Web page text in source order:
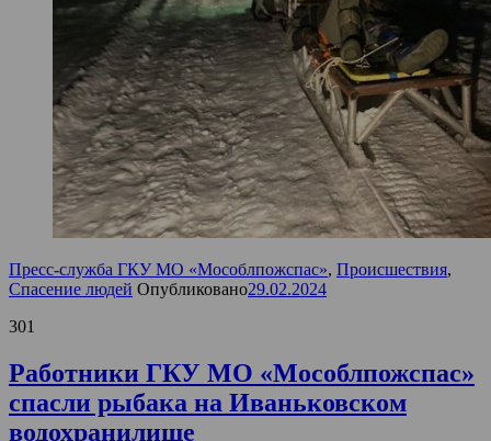
Пресс-служба ГКУ МО «Мособлпожспас», Происшествия,
Спасение людей Опубликовано29.02.2024
301
Работники ГКУ МО «Мособлпожспас»
спасли рыбака на Иваньковском
водохранилище